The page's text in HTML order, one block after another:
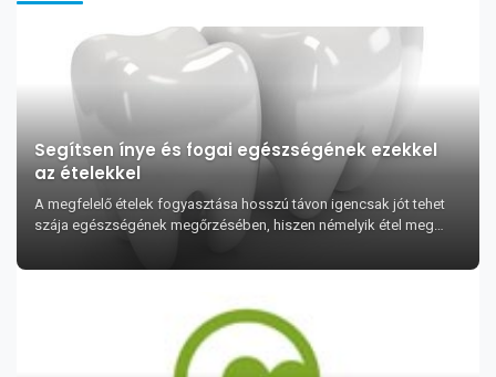
Segítsen ínye és fogai egészségének ezekkel
az ételekkel
A megfelelő ételek fogyasztása hosszú távon igencsak jót tehet
szája egészségének megőrzésében, hiszen némelyik étel meg